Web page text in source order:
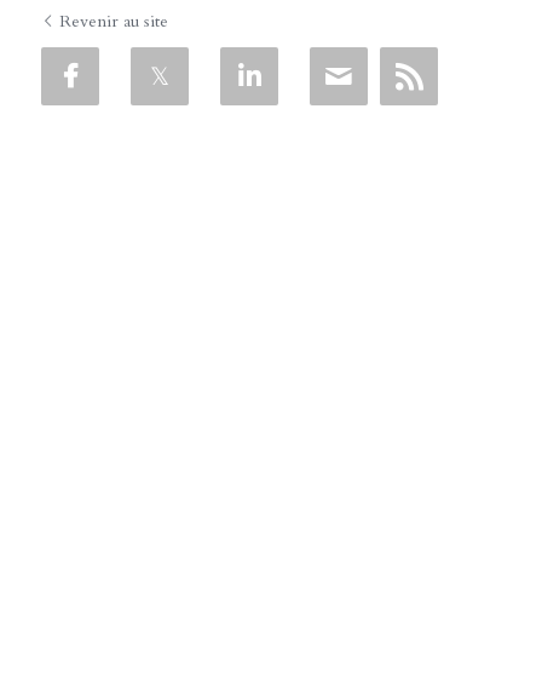
Revenir au site